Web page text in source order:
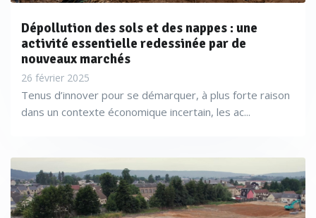
Pour Benjamin Denis, responsable des affaires publiques
deSéché Environnement, acteur spécialisé dans
l’économie circulaire et la valorisation des déchets, «ce
Dépollution des sols et des nappes : une
activité essentielle redessinée par de
nouveaux marchés
26 février 2025
Tenus d’innover pour se démarquer, à plus forte raison
dans un contexte économique incertain, les ac...